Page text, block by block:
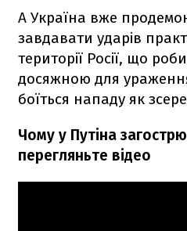
А Україна вже
завдавати ударів
території Росії, що
досяжною для
боїться нападу як
Чому у Путіна
перегляньте відео